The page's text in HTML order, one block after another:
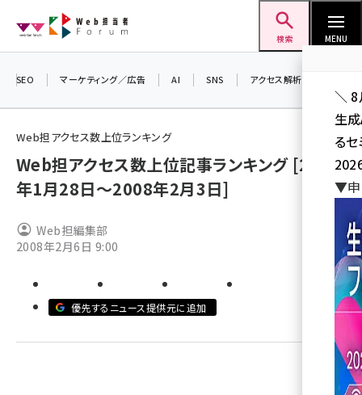
ン
検索 MENU
seo (3526)
youtube (2434)
セミナー (2307)
SEO マーケティング／広告 AI SNS アクセス解析／データ分析
Web担アクセス数上位ランキング
Web担アクセス数上位記事ランキング [2008
年1月28日～2008年2月3日]
Web担編集部
2008年2月6日 9:00
優先するニュース提供元に追加
＼ 8
生
る
▼申